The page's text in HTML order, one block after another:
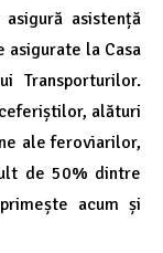
asistență
la Casa
Transporturilor.
alături
ale feroviarilor,
de 50% dintre
acum și